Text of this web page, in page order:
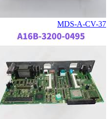
MDS-A-CV-37